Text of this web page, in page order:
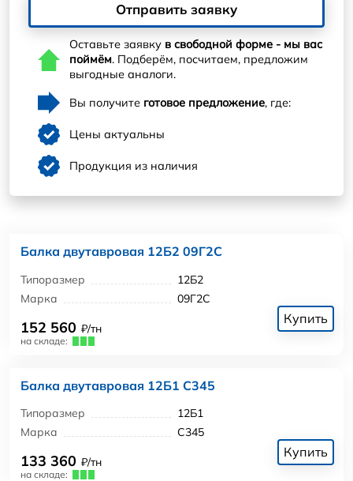
Отправить заявку
Оставьте заявку в свободной форме - мы вас
поймём. Подберём, посчитаем, предложим
выгодные аналоги.
Вы получите готовое предложение, где:
Цены актуальны
Продукция из наличия
Балка двутавровая 12Б2 09Г2С
Типоразмер
12Б2
Марка
09Г2С
152 560 ₽/тн
на складе:
Купить
Балка двутавровая 12Б1 С345
Типоразмер
12Б1
Марка
С345
133 360 ₽/тн
на складе:
Купить